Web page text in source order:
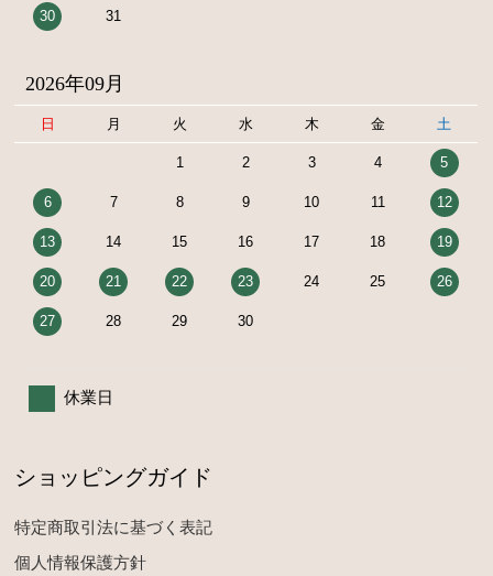
30 31
2026年09月
日 月 火 水 木 金 土
1 2 3 4 5
6 7 8 9 10 11 12
13 14 15 16 17 18 19
20 21 22 23 24 25 26
27 28 29 30
休業日
ショッピングガイド
特定商取引法に基づく表記
個人情報保護方針